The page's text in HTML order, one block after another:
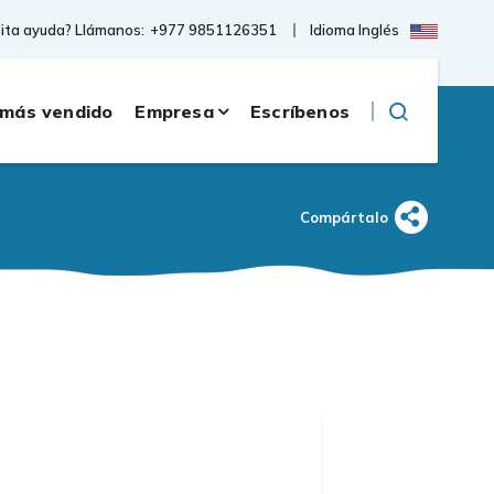
ayuda? Llámanos: +977 9851126351 Idioma Inglés
vendido Empresa Escríbenos
Compártalo